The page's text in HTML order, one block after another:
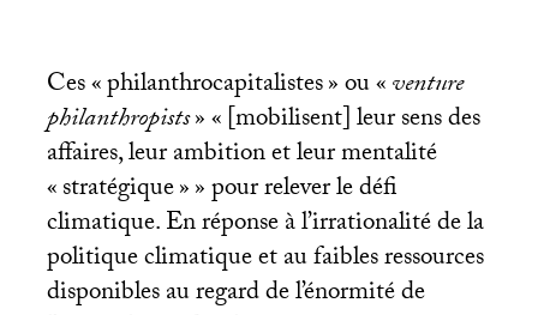
Ces «philanthrocapitalistes» ou «venture
philanthropists» «[mobilisent] leur sens des
affaires, leur ambition et leur mentalité
«stratégique»» pour relever le défi
climatique. En réponse à l’irrationalité de la
politique climatique et au faibles ressources
disponibles au regard de l’énormité de